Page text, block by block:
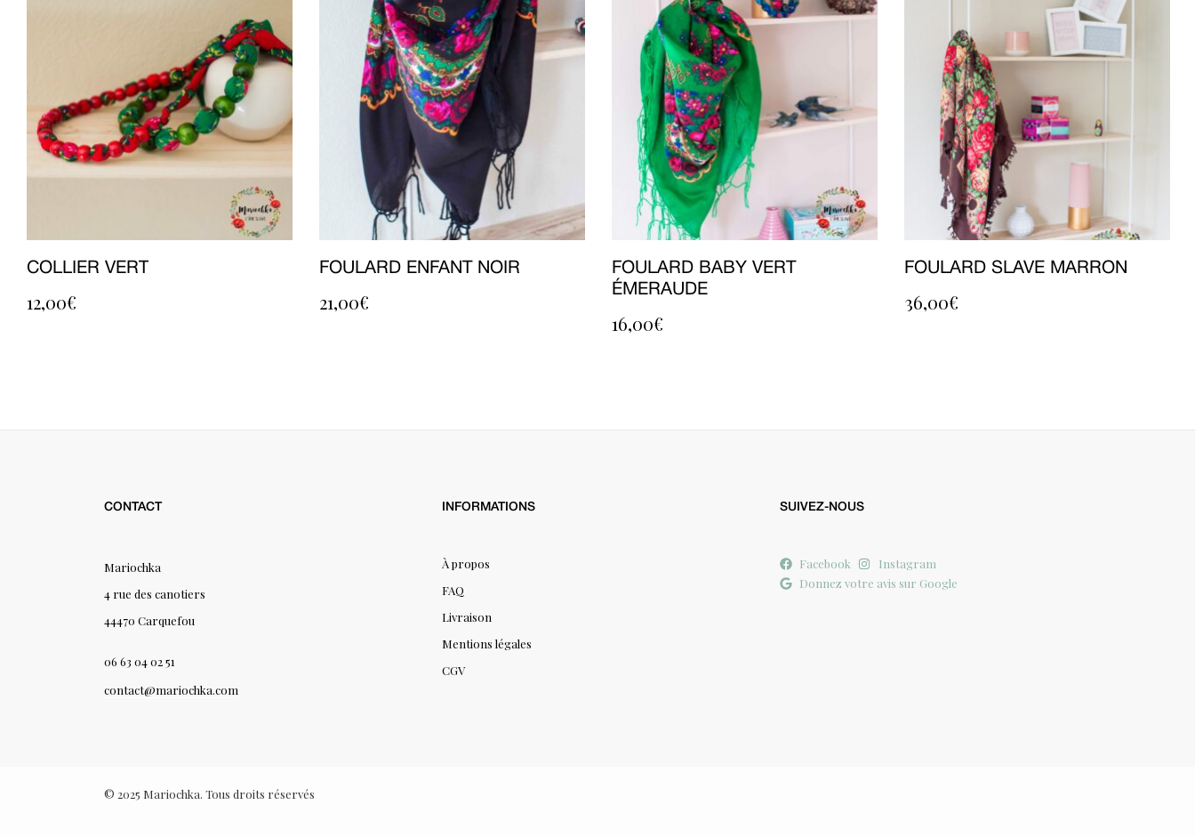
COLLIER VERT
12,00€
FOULARD ENFANT NOIR
21,00€
FOULARD BABY VERT
ÉMERAUDE
16,00€
FOULARD SLAVE MARRON
36,00€
CONTACT
Mariochka
4 rue des canotiers
44470 Carquefou
06 63 04 02 51
contact@mariochka.com
INFORMATIONS
À propos
FAQ
Livraison
Mentions légales
CGV
SUIVEZ-NOUS
Facebook
Instagram
Donnez votre avis sur Google
© 2025 Mariochka. Tous droits réservés